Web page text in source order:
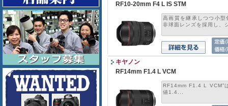
RF10-20mm F4 L IS STM
高画質を継承しつつ小
非球面レンズを採用し、
キヤノン
RF14mm F1.4 L VCM
RF14mm F1.4 L VCM”
値1.4...